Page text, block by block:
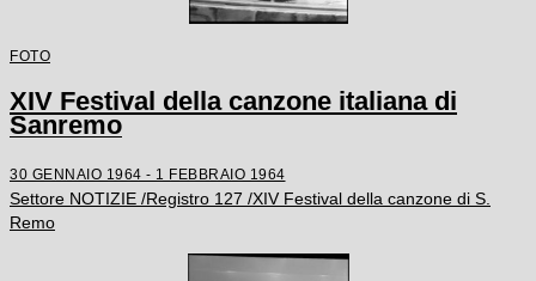
FOTO
XIV Festival della canzone italiana di
Sanremo
30 GENNAIO 1964 - 1 FEBBRAIO 1964
Settore NOTIZIE /Registro 127 /XIV Festival della canzone di S.
Remo